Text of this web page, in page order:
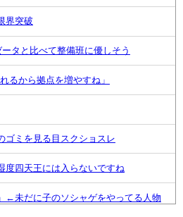
界突破
タと比べて整備班に優しそう
るから拠点を増やすね」
ゴミを見る目スクショスレ
度四天王には入らないですね
←未だに子のソシャゲをやってる人物